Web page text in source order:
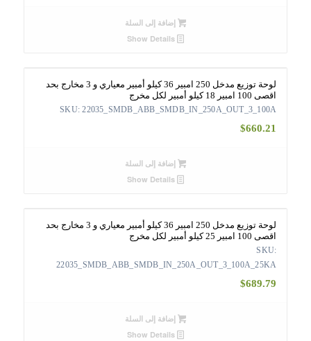
إضافة إلى السلة
لوحة توزيع مدخل 250 امبير 36 كيلو أمبير معياري و 3 مخارج بحد
اقصى 100 امبير 18 كيلو أمبير لكل مخرج
SKU: 22035_SMDB_ABB_SMDB_IN_250A_OUT_3_100A
$660.21
إضافة إلى السلة
لوحة توزيع مدخل 250 امبير 36 كيلو أمبير معياري و 3 مخارج بحد
اقصى 100 امبير 25 كيلو أمبير لكل مخرج
SKU:
22035_SMDB_ABB_SMDB_IN_250A_OUT_3_100A_25KA
$689.79
إضافة إلى السلة